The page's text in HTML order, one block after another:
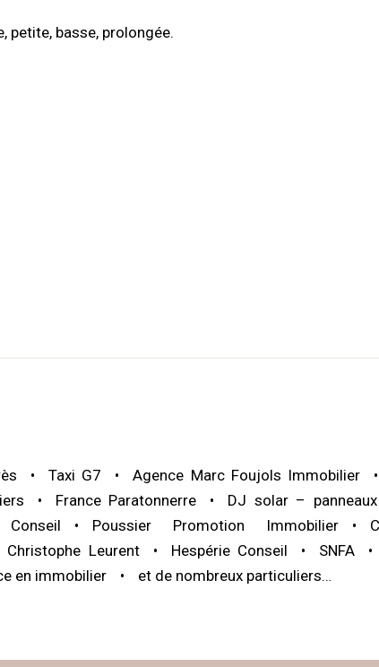
petite, basse, prolongée.
Taxi G7 Agence Marc Foujols Immobilier
France Paratonnerre DJ solar –
Poussier Promotion Immobilier
Leurent Hespérie Conseil SNFA
en immobilier et de nombreux particuliers…